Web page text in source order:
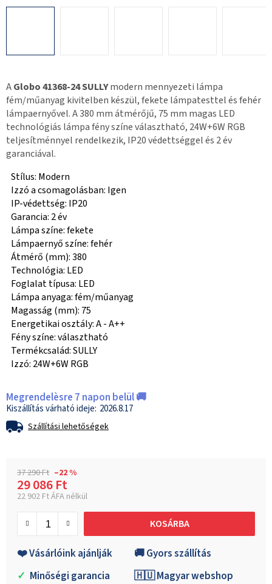
AGlobo 41368-24 SULLYmodern mennyezeti lámpa
fém/műanyag kivitelben készül, fekete lámpatesttel és fehér
lámpaernyővel. A 380 mm átmérőjű, 75 mm magas LED
technológiás lámpa fény színe választható, 24W+6W RGB
teljesítménnyel rendelkezik, IP20 védettséggel és 2 év
garanciával.
Stílus: Modern
Izzó a csomagolásban: Igen
IP-védettség: IP20
Garancia: 2 év
Lámpa színe: fekete
Lámpaernyő színe: fehér
Átmérő (mm): 380
Technológia: LED
Foglalat típusa: LED
Lámpa anyaga: fém/műanyag
Magasság (mm): 75
Energetikai osztály: A - A++
Fény színe: választható
Termékcsalád: SULLY
Izzó: 24W+6W RGB
Megrendelèsre 7 napon belül 🚚
2026.8.17
Szállítási lehetőségek
37 290 Ft –22 %
29 086 Ft
22 902 Ft ÁFA nélkül
KOSÁRBA
❤️ Vásárlóink ajánlják
🚚 Gyors szállítás
✓ Minőségi garancia 🇭🇺 Magyar webshop